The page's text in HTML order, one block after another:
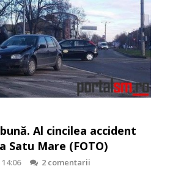
Al cincilea accident
Satu Mare (FOTO)
2 comentarii